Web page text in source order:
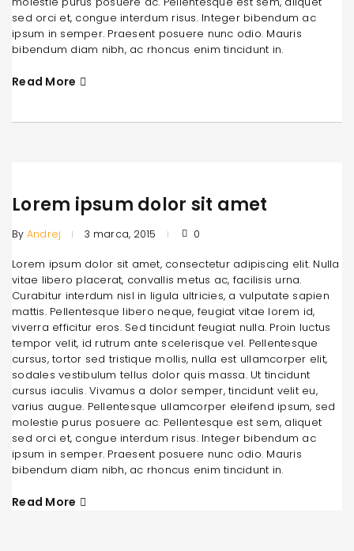
sed orci et, congue interdum risus. Integer bibendum ac
ipsum in semper. Praesent posuere nunc odio. Mauris
bibendum diam nibh, ac rhoncus enim tincidunt in.
Read More
Lorem ipsum dolor sit amet
By Andrej 3 marca, 2015 0
Lorem ipsum dolor sit amet, consectetur adipiscing elit. Nulla
vitae libero placerat, convallis metus ac, facilisis urna.
Curabitur interdum nisl in ligula ultricies, a vulputate sapien
mattis. Pellentesque libero neque, feugiat vitae lorem id,
viverra efficitur eros. Sed tincidunt feugiat nulla. Proin luctus
tempor velit, id rutrum ante scelerisque vel. Pellentesque
cursus, tortor sed tristique mollis, nulla est ullamcorper elit,
sodales vestibulum tellus dolor quis massa. Ut tincidunt
cursus iaculis. Vivamus a dolor semper, tincidunt velit eu,
varius augue. Pellentesque ullamcorper eleifend ipsum, sed
molestie purus posuere ac. Pellentesque est sem, aliquet
sed orci et, congue interdum risus. Integer bibendum ac
ipsum in semper. Praesent posuere nunc odio. Mauris
bibendum diam nibh, ac rhoncus enim tincidunt in.
Read More